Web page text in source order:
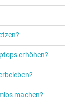
erhöhen?
machen?